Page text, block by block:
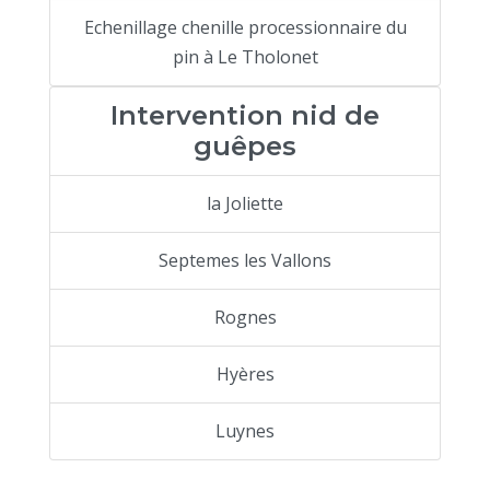
Echenillage chenille processionnaire du
pin à Le Tholonet
Intervention nid de
guêpes
la Joliette
Septemes les Vallons
Rognes
Hyères
Luynes